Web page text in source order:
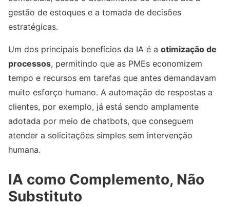
gestão de estoques e a tomada de decisões
estratégicas.
Um dos principais benefícios da IA é a otimização de
processos, permitindo que as PMEs economizem
tempo e recursos em tarefas que antes demandavam
muito esforço humano. A automação de respostas a
clientes, por exemplo, já está sendo amplamente
adotada por meio de chatbots, que conseguem
atender a solicitações simples sem intervenção
humana.
IA como Complemento, Não
Substituto